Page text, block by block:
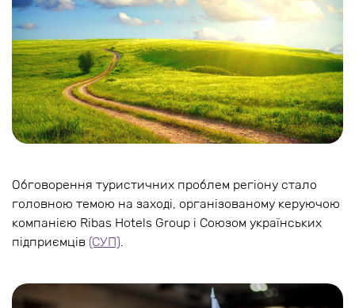
Обговорення туристичних проблем регіону стало
головною темою на заході, організованому керуючою
компанією Ribas Hotels Group і Союзом українських
підприємців (СУП)